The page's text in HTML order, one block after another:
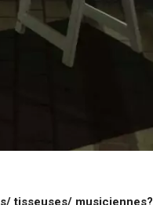
tisseuses/ musiciennes?